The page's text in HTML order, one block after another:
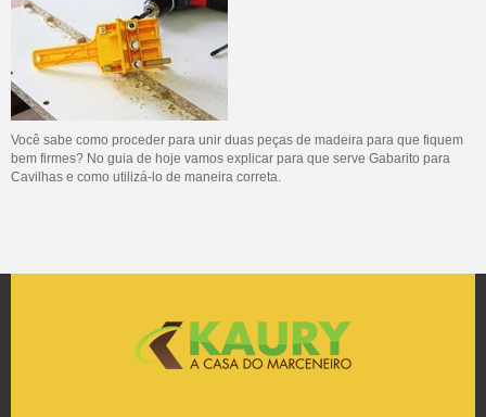
Você sabe como proceder para unir duas peças de madeira para que fiquem
bem firmes? No guia de hoje vamos explicar para que serve Gabarito para
Cavilhas e como utilizá-lo de maneira correta.